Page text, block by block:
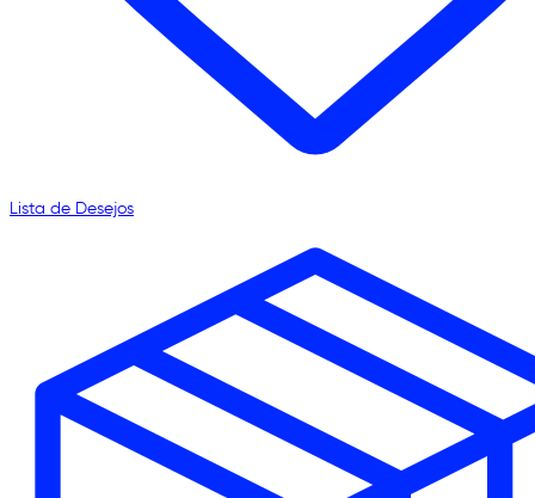
Lista de Desejos